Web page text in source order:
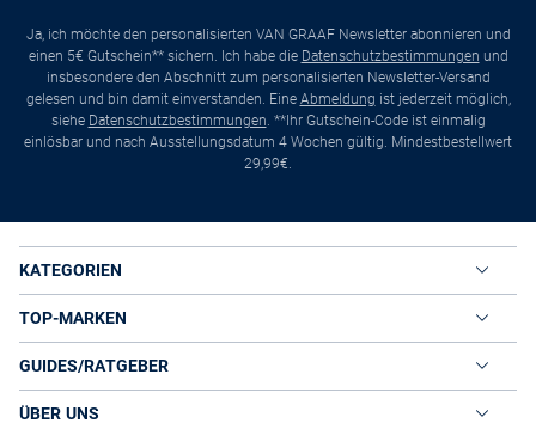
Ja, ich möchte den personalisierten VAN GRAAF Newsletter abonnieren und
einen 5€ Gutschein** sichern. Ich habe die Datenschutzbestimmungen und
insbesondere den Abschnitt zum personalisierten Newsletter-Versand
gelesen und bin damit einverstanden. Eine Abmeldung ist jederzeit möglich,
siehe Datenschutzbestimmungen . **Ihr Gutschein-Code ist einmalig
einlösbar und nach Ausstellungsdatum 4 Wochen gültig. Mindestbestellwert
29,99€.
KATEGORIEN
TOP-MARKEN
GUIDES/RATGEBER
ÜBER UNS